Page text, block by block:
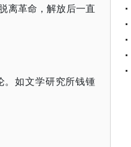
离革命，解放后一直
。如文学研究所钱锺